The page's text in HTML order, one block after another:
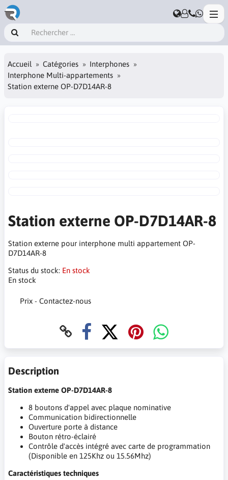
Accueil Catégories
Interphones
Interphone Multi-appartements
Station externe OP-D7D14AR-8
Station externe OP-D7D14AR-8
Station externe pour interphone multi appartement OP-
D7D14AR-8
Status du stock: En stock
En stock
Prix - Contactez-nous
Description
Station externe OP-D7D14AR-8
8 boutons d'appel avec plaque nominative
Communication bidirectionnelle
Ouverture porte à distance
Bouton rétro-éclairé
Contrôle d'accès intégré avec carte de programmation
(Disponible en 125Khz ou 15.56Mhz)
Caractéristiques techniques